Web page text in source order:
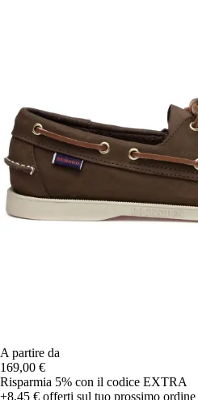
A partire da
169,00 €
Risparmia 5% con il codice EXTRA
+8,45 € offerti sul tuo prossimo ordine